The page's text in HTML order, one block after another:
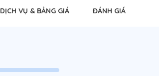
DỊCH VỤ & BẢNG GIÁ ĐÁNH GIÁ